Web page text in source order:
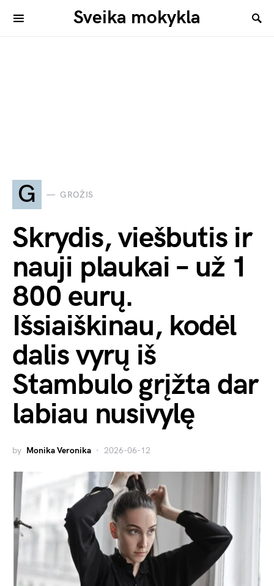
Sveika mokykla
G GROŽIS
Skrydis, viešbutis ir
nauji plaukai – už 1
800 eurų.
Išsiaiškinau, kodėl
dalis vyrų iš
Stambulo grįžta dar
labiau nusivylę
by Monika Veronika 2026-06-12